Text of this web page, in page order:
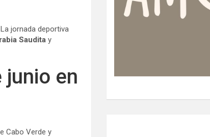
jornada deportiva
Saudita y
junio en
Cabo Verde y